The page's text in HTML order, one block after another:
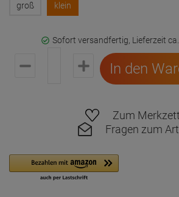
groß klein
Sofort versandfertig, Lieferzeit
In den
Zum
Fragen zum